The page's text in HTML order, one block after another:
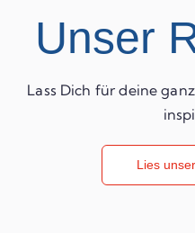
Unser
Lass Dich für deine
Lies